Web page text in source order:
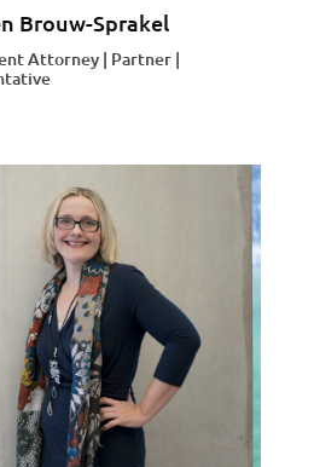
Brouw-Sprakel
Attorney | Partner |